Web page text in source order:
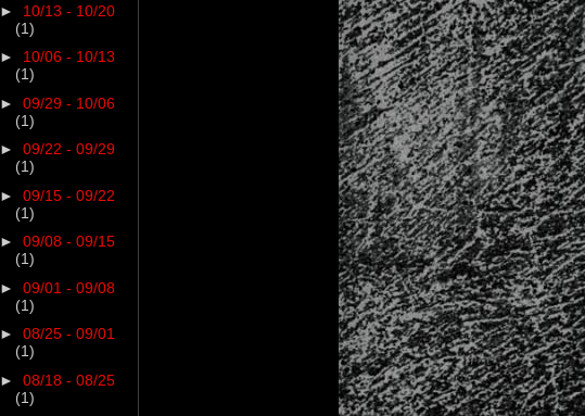
► 10/13 - 10/20
(1)
► 10/06 - 10/13
(1)
► 09/29 - 10/06
(1)
► 09/22 - 09/29
(1)
► 09/15 - 09/22
(1)
► 09/08 - 09/15
(1)
► 09/01 - 09/08
(1)
► 08/25 - 09/01
(1)
► 08/18 - 08/25
(1)